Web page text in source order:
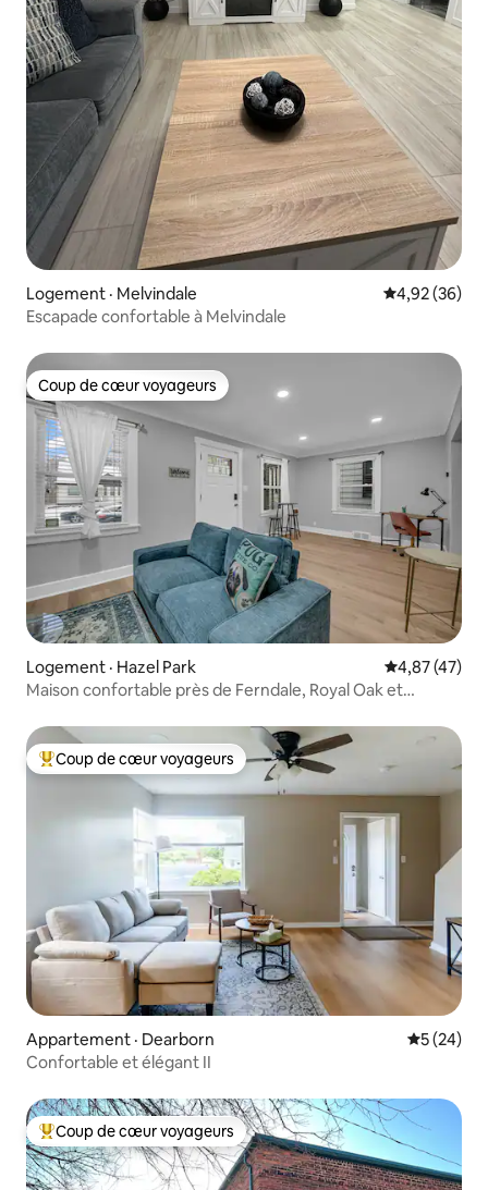
Logement · Melvindale Note
4,92 (36)
Escapade confortable à Melvindale
Coup de cœur voyageurs
Coup de cœur voyageurs
Logement · Hazel Park Note
4,87 (47)
Maison confortable près de Ferndale, Royal Oak et
Coup de cœur voyageurs parmi les plus aimés
Coup de cœur voyageurs
Appartement · Dearborn Note
5 (24)
Confortable et élégant II
Coup de cœur voyageurs parmi les plus aimés
Coup de cœur voyageurs